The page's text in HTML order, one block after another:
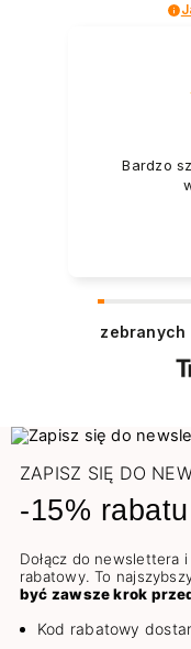
Bardzo
zebranych
ZAPISZ SIĘ DO
-15%
Dołącz do newslettera
rabatowy. To
być zawsze krok
Kod rabatowy